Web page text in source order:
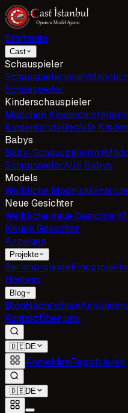
Startseite
Cast
Schauspieler
Schauspielerinnen
Schauspieler
Kinderschauspieler
Mädchen
KinderdarstellerAlle
Babys
Baby-Schauspielerin
SchauspielerAlle Babys
Models
Weibliche Models
Neue Gesichter
Weibliche neue Gesichter
Neuen Gesichter
Anzeigen
Projekte
SerienprojekteKinoprojekte
Hostess
Blog
BlogNachrichten
KontaktÜber uns
🇩🇪DE
AnmeldenRegistrieren
🇩🇪DE